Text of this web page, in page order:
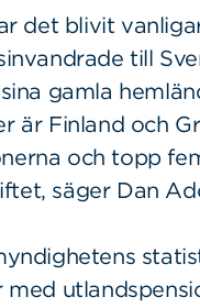
det blivit
till
gamla
är Finland och
och topp
säger Dan